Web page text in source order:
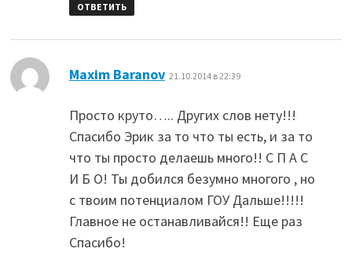
ОТВЕТИТЬ
Maxim Baranov: 21.10.2014 в 22:39
Просто круто….. Других слов нету!!!
Спасибо Эрик за то что ты есть, и за то
что ты просто делаешь много!! С П А С
И Б О! Ты добился безумно многого , но
с твоим потенциалом ГОУ Дальше!!!!!
Главное не останавливайся!! Еще раз
Спасибо!